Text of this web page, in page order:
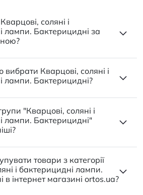
соляні і
лампи. Бактерицидні за
Кварцові, соляні і
лампи. Бактерицидні?
"Кварцові, соляні і
лампи. Бактерицидні"
товари з категорії
і бактерицидні лампи.
в інтернет магазині ortos.ua?